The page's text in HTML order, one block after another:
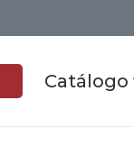
Catálogo